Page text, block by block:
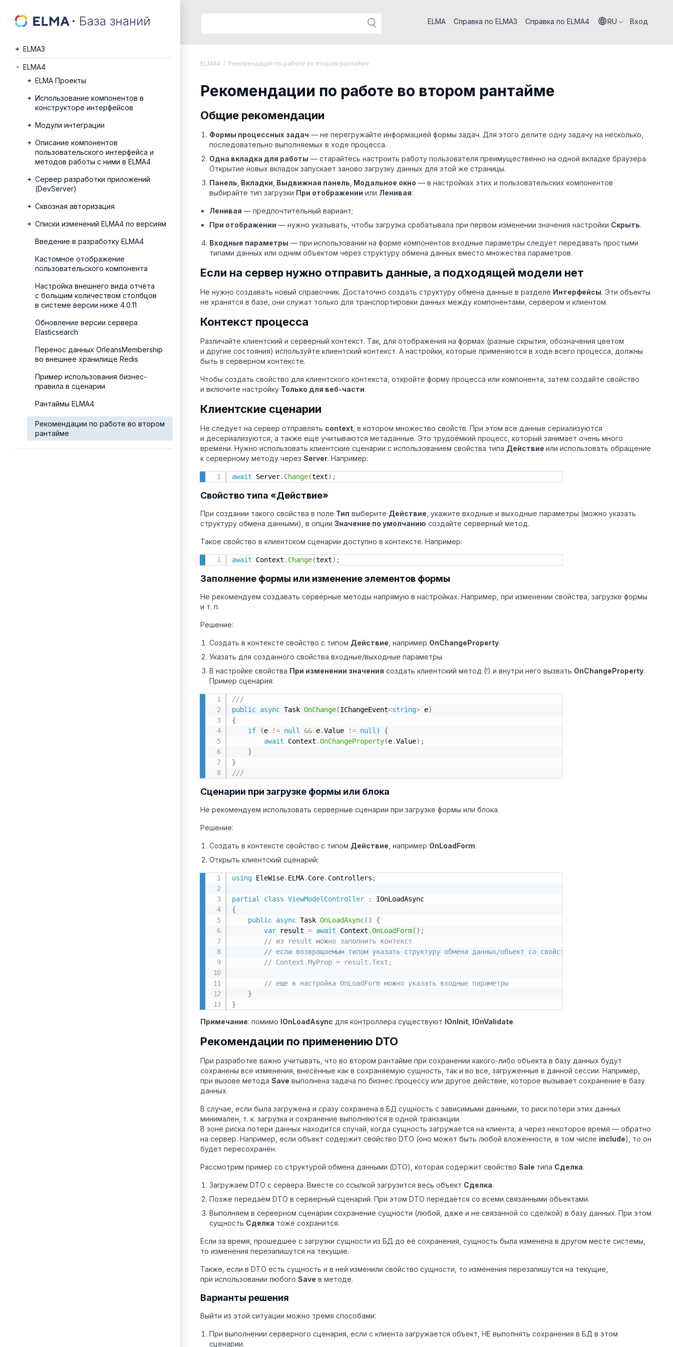
ELMA3
ELMA4
ELMA Проекты
Использование компонентов в
конструкторе интерфейсов
Модули интеграции
Описание компонентов
пользовательского интерфейса и
методов работы с ними в ELMA4
Сервер разработки приложений
(DevServer)
Сквозная авторизация
Списки изменений ELMA4 по версиям
Введение в разработку ELMA4
Кастомное отображение
пользовательского компонента
Настройка внешнего вида отчёта
с большим количеством столбцов
в системе версии ниже 4.0.11
Обновление версии сервера
Elasticsearch
Перенос данных OrleansMembership
во внешнее хранилище Redis
Пример использования бизнес-
правила в сценарии
Рантаймы ELMA4
Рекомендации по работе во втором
рантайме
ELMA Справка по ELMA3 Справка по ELMA4 RU Вход
ELMA4 / Рекомендации по работе во втором рантайме
Рекомендации по работе во втором рантайме
Общие рекомендации
Формы процессных задач — не перегружайте информацией формы задач. Для этого делите одну задачу на несколько,
последовательно выполняемых в ходе процесса.
Одна вкладка для работы — старайтесь настроить работу пользователя преимущественно на одной вкладке браузера.
Открытие новых вкладок запускает заново загрузку данных для этой же страницы.
Панель Вкладки Выдвижная панель Модальное окно — в настройках этих и пользовательских компонентов
выбирайте тип загрузки При отображении или Ленивая:
Ленивая — предпочтительный вариант;
При отображении — нужно указывать, чтобы загрузка срабатывала при первом изменении значения настройки Скрыть.
Входные параметры — при использовании на форме компонентов входные параметры следует передавать простыми
типами данных или одним объектом через структуру обмена данных вместо множества параметров.
Если на сервер нужно отправить данные, а подходящей модели нет
Не нужно создавать новый справочник. Достаточно создать структуру обмена данные в разделе Интерфейсы. Эти объекты
не хранятся в базе, они служат только для транспортировки данных между компонентами, сервером и клиентом.
Контекст процесса
Различайте клиентский и серверный контекст. Так, для отображения на формах (разные скрытия, обозначения цветом
и другие состояния) используйте клиентский контекст. А настройки, которые применяются в ходе всего процесса, должны
быть в серверном контексте.
Чтобы создать свойство для клиентского контекста, откройте форму процесса или компонента, затем создайте свойство
и включите настройку Только для веб-части.
Клиентские сценарии
Не следует на сервер отправлять context , в котором множество свойств. При этом все данные сериализуются
и десериализуются, а также ещё учитываются метаданные. Это трудоёмкий процесс, который занимает очень много
времени. Нужно использовать клиентские сценарии с использованием свойства типа Действие или использовать обращение
к серверному методу через Server. Например:
await Server. Change(text) ;
Свойство типа «Действие»
При создании такого свойства в поле Тип выберите Действие , укажите входные и выходные параметры (можно указать
структуру обмена данными), в опции Значение по умолчанию создайте серверный метод.
Такое свойство в клиентском сценарии доступно в контексте. Например:
await Context . Change(text) ;
Заполнение формы или изменение элементов формы
Не рекомендуем создавать серверные методы напрямую в настройках. Например, при изменении свойства, загрузке формы
и т. п.
Решение:
Создать в контексте свойство с типом Действие , например OnChangeProperty.
Указать для созданного свойства входные/выходные параметры.
В настройке свойства При изменении значения создать клиентский метод (!) и внутри него вызвать OnChangeProperty.
Пример сценария:
///
public async Task OnChange(IChangeEvent<string> e)
{
if
(e != null && e.Value != null)
{
await Context .OnChangeProperty(e.Value) ;
}
}
///
Сценарии при загрузке формы или блока
Не рекомендуем использовать серверные сценарии при загрузке формы или блока.
Решение:
Создать в контексте свойство с типом Действие , например OnLoadForm.
Открыть клиентский сценарий:
using EleWise. ELMA. Core. Controllers ;
partial class ViewModelController :
{
public async Task OnLoadAsync( )
{
var result = await Context .OnLoadForm( ) ;
// из result можно заполнить контекст
// если возвращаемым типом указать структуру обмена данных/объект со свойством строка
// Context.MyProp = result.Text;
// еще в настройка OnLoadForm можно указать входные параметры
}
}
Примечание: помимо IOnLoadAsync для контроллера существуют IOnInit IOnValidate.
Рекомендации по применению DTO
При разработке важно учитывать, что во втором рантайме при сохранении какого-либо объекта в базу данных будут
сохранены все изменения, внесённые как в сохраняемую сущность, так и во все, загруженные в данной сессии. Например,
при вызове метода Save выполнена задача по бизнес процессу или другое действие, которое вызывает сохранение в базу
данных.
В случае, если была загружена и сразу сохранена в БД сущность с зависимыми данными, то риск потери этих данных
минимален, т. к. загрузка и сохранение выполняются в одной транзакции.
В зоне риска потери данных находится случай, когда сущность загружается на клиента, а через некоторое время — обратно
на сервер. Например, если объект содержит свойство DTO (оно может быть любой вложенности, в том числе include), то он
будет пересохранён.
Рассмотрим пример со структурой обмена данными (DTO), которая содержит свойство Sale типа Сделка.
Загружаем DTO с сервера. Вместе со ссылкой загрузится весь объект Сделка.
Позже передаём DTO в серверный сценарий. При этом DTO передаётся со всеми связанными объектами.
Выполняем в серверном сценарии сохранение сущности (любой, даже и не связанной со сделкой) в базу данных. При этом
сущность Сделка тоже сохранится.
Если за время, прошедшее с загрузки сущности из БД до её сохранения, сущность была изменена в другом месте системы,
то изменения перезапишутся на текущие.
Также, если в DTO есть сущность и в ней изменили свойство сущности, то изменения перезапишутся на текущие,
при использовании любого Save в методе.
Варианты решения
Выйти из этой ситуации можно тремя способами:
При выполнении серверного сценария, если с клиента загружается объект, НЕ выполнять сохранения в БД в этом
сценарии.